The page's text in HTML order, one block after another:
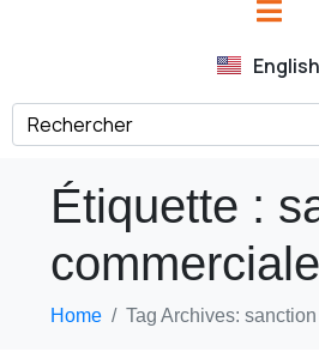
English
Étiquette :
commerciale
Home Tag Archives: